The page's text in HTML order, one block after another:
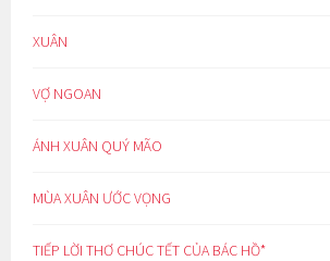
XUÂN
VỢ NGOAN
ÁNH XUÂN QUÝ MÃO
MÙA XUÂN ƯỚC VỌNG
TIẾP LỜI THƠ CHÚC TẾT CỦA BÁC HỒ*